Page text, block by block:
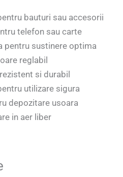
bauturi sau accesorii
telefon sau carte
pentru sustinere optima
reglabil
si durabil
utilizare sigura
depozitare usoara
in aer liber